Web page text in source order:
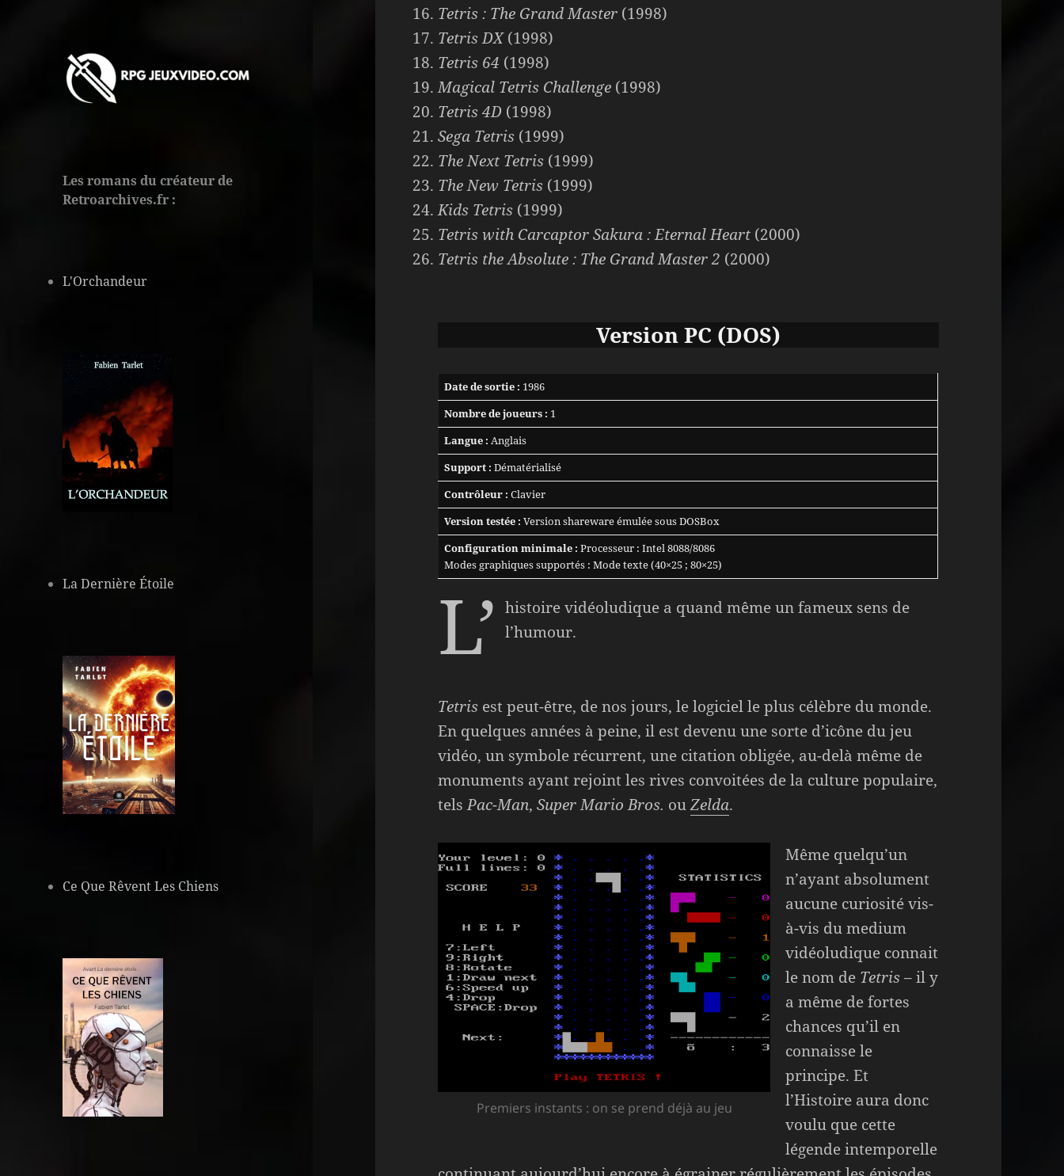
Les romans du créateur de
Retroarchives.fr :
L'Orchandeur
La Dernière Étoile
Ce Que Rêvent Les Chiens
Tetris : The Grand Master (1998)
Tetris DX(1998)
Tetris 64 (1998)
Magical Tetris Challenge (1998)
Tetris 4D (1998)
Sega Tetris (1999)
The Next Tetris (1999)
The New Tetris (1999)
Kids Tetris (1999)
Tetris with Carcaptor Sakura : Eternal Heart (2000)
Tetris the Absolute : The Grand Master 2 (2000)
Version PC (DOS)
Date de sortie : 1986
Nombre de joueurs : 1
Langue : Anglais
Support : Dématérialisé
Contrôleur : Clavier
Version testée : Version shareware émulée sous DOSBox
Configuration minimale : Processeur : Intel 8088/8086
Modes graphiques supportés : Mode texte (40×25 ; 80×25)
L’ histoire vidéoludique a quand même un fameux sens de
l’humour.
Tetris est peut-être, de nos jours, le logiciel le plus célèbre du monde.
En quelques années à peine, il est devenu une sorte d’icône du jeu
vidéo, un symbole récurrent, une citation obligée, au-delà même de
monuments ayant rejoint les rives convoitées de la culture populaire,
telsPac-Man,Super Mario Bros. ouZelda.
Premiers instants : on se prend déjà au jeu
Même quelqu’un
n’ayant absolument
aucune curiosité vis-
à-vis du medium
vidéoludique connait
le nom de Tetris– il y
a même de fortes
chances qu’il en
connaisse le
principe. Et
l’Histoire aura donc
voulu que cette
légende intemporelle